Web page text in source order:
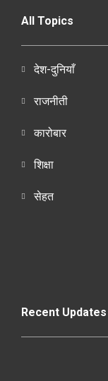
All Topics
देश-दुनियाँ
राजनीती
कारोबार
शिक्षा
सेहत
Recent Updates